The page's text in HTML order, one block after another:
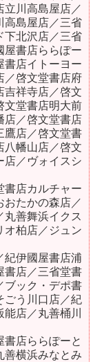
立川高島屋店／
高島屋店／三省
下北沢店／三省
屋書店ららぽー
書店イトーヨー
／啓文堂書店府
吉祥寺店／啓文
文堂書店明大前
店／啓文堂書店
鷹店／啓文堂書
八幡山店／啓文
店／ヴォイスシ
書店カルチャー
おたかの森店／
丸善舞浜イクス
オ柏店／ジュン
紀伊國屋書店浦
書店／三省堂書
ブック・デポ書
ごう川口店／紀
店／丸善桶川
書店ららぽーと
善横浜みなとみ